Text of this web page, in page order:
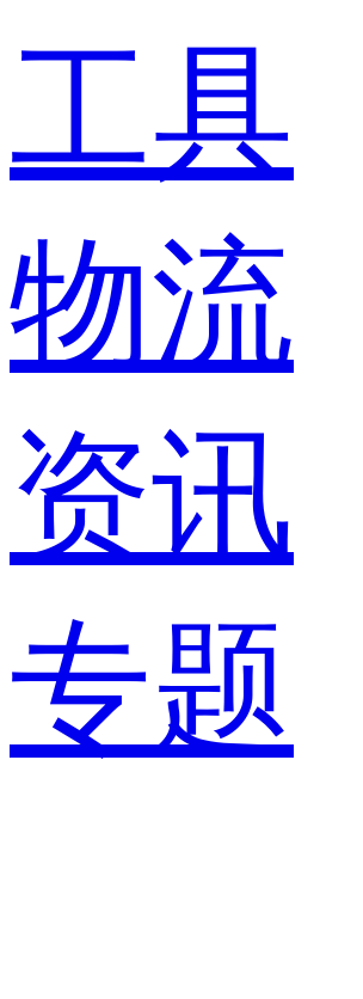
工具
物流
资讯
专题